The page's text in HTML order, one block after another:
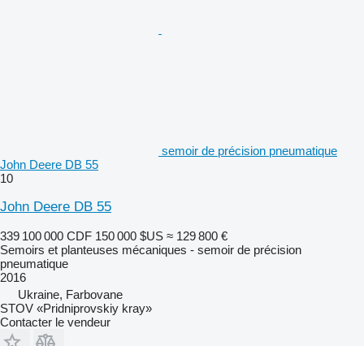
semoir de précision pneumatique
John Deere DB 55
10
John Deere DB 55
339 100 000 CDF 150 000 $US ≈ 129 800 €
Semoirs et planteuses mécaniques - semoir de précision
pneumatique
2016
Ukraine, Farbovane
STOV «Pridniprovskiy kray»
Contacter le vendeur